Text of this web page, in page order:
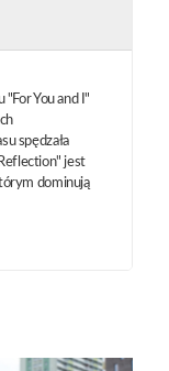
You and I"
spędzała
jest
dominują